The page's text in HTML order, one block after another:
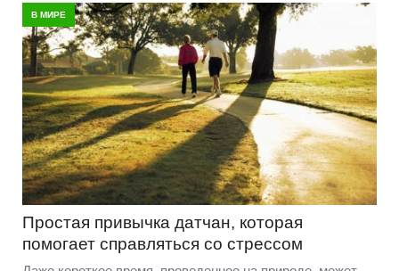
В МИРЕ
Простая привычка датчан, которая
помогает справляться со стрессом